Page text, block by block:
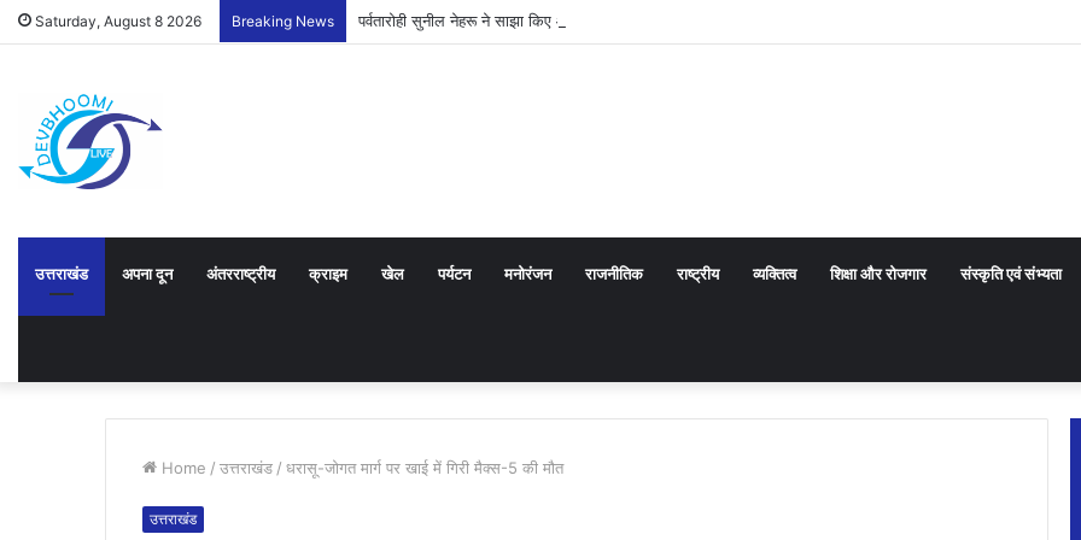
Saturday, August 8 2026 Breaking News पर्वतारोही सुनील नेहरू ने साझा किए ऑडेन्स कोल आरोहण के रोमांचक अनुभव
उत्तराखंड अपना दून अंतरराष्ट्रीय क्राइम खेल पर्यटन मनोरंजन राजनीतिक राष्ट्रीय व्यक्तित्व शिक्षा और रोजगार संस्कृति एवं संभ्यता
Home / उत्तराखंड / धरासू-जोगत मार्ग पर खाई में गिरी मैक्स-5 की मौत
उत्तराखंड